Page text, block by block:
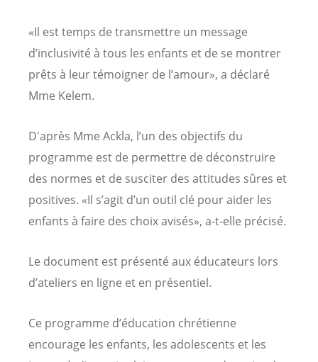
«Il est temps de transmettre un message
d’inclusivité à tous les enfants et de se montrer
prêts à leur témoigner de l’amour», a déclaré
Mme Kelem.
D'après Mme Ackla, l’un des objectifs du
programme est de permettre de déconstruire
des normes et de susciter des attitudes sûres et
positives. «Il s’agit d’un outil clé pour aider les
enfants à faire des choix avisés», a-t-elle précisé.
Le document est présenté aux éducateurs lors
d’ateliers en ligne et en présentiel.
Ce programme d’éducation chrétienne
encourage les enfants, les adolescents et les